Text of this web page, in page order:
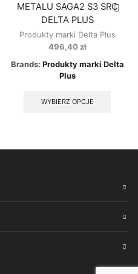
METALU SAGA2 S3 SRC
DELTA PLUS
Produkty marki Delta Plus
496,40 zł
Brands: Produkty marki Delta
Plus
WYBIERZ OPCJE
chosen
the